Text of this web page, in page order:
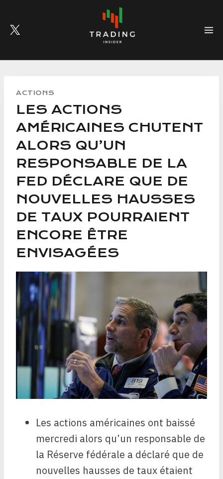
content
ACTIONS
LES ACTIONS
AMÉRICAINES CHUTENT
ALORS QU’UN
RESPONSABLE DE LA
FED DÉCLARE QUE DE
NOUVELLES HAUSSES
DE TAUX POURRAIENT
ENCORE ÊTRE
ENVISAGÉES
Les actions américaines ont baissé
mercredi alors qu’un responsable de
la Réserve fédérale a déclaré que de
nouvelles hausses de taux étaient